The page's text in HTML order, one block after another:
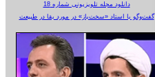
دانلود مجله تلویزیونی شماره 18
گفت‌وگو با استاد «سخت‌باز» در مورد بقا در طبیعت